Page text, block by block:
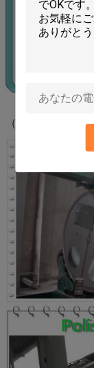
（ポーランド語）